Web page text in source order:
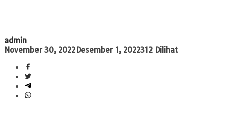
admin
November 30, 2022Desember 1, 2022312 Dilihat